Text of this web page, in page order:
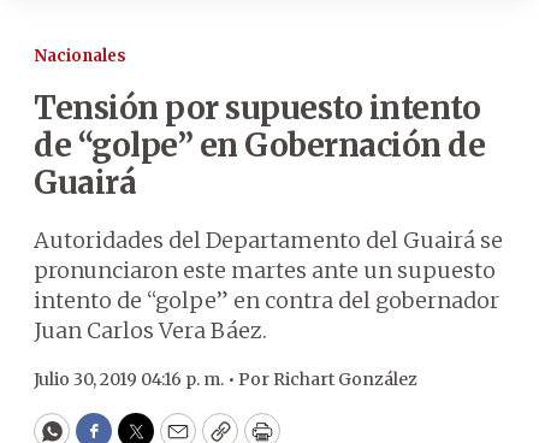
Nacionales
Tensión por supuesto intento
de “golpe” en Gobernación de
Guairá
Autoridades del Departamento del Guairá se
pronunciaron este martes ante un supuesto
intento de “golpe” en contra del gobernador
Juan Carlos Vera Báez.
Julio 30, 2019 04:16 p. m. • Por Richart González